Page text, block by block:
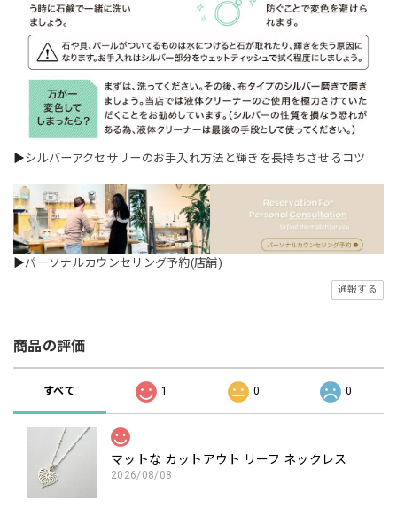
▶シルバーアクセサリーのお手入れ方法と輝きを長持ちさせるコツ
▶パーソナルカウンセリング予約(店舗)
通報する
商品の評価
すべて 1 0 0
マットな カットアウト リーフ ネックレス
2026/08/08